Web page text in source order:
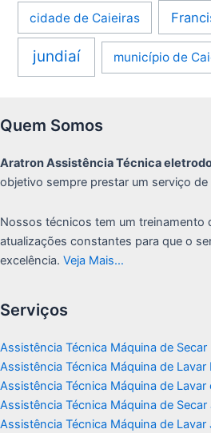
cidade de Caieiras
jundiaí município de
Quem Somos
Aratron Assistência Técnica
objetivo sempre prestar um serviço
Nossos técnicos tem um treinamento
atualizações constantes para que o
excelência. Veja Mais…
Serviços
Assistência Técnica Máquina de Secar
Assistência Técnica Máquina de Lavar
Assistência Técnica Máquina de Lavar
Assistência Técnica Máquina de Secar
Assistência Técnica Máquina de Lavar